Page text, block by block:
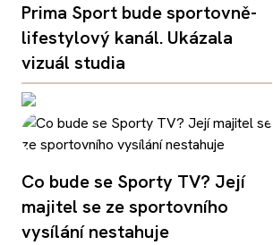
Prima Sport bude sportovně-
lifestylový kanál. Ukázala
vizuál studia
Co bude se Sporty TV? Její
majitel se ze sportovního
vysílání nestahuje